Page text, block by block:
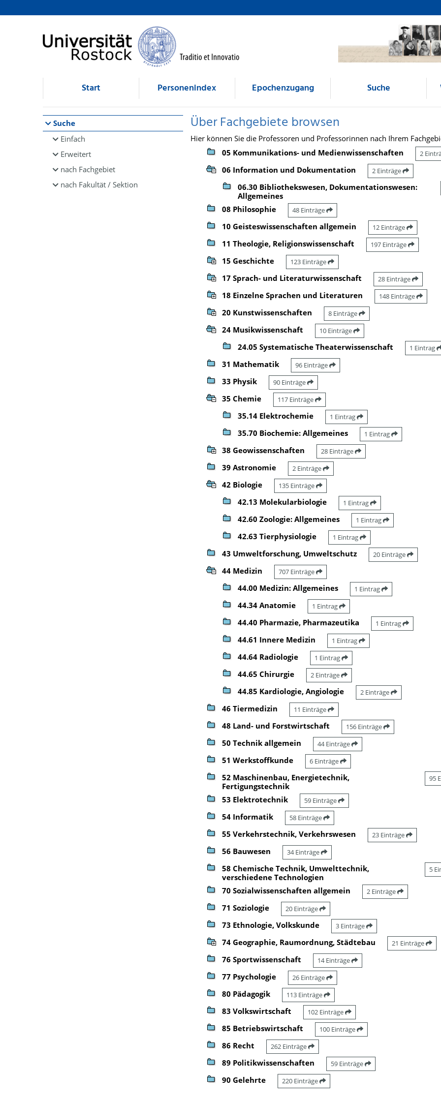
Browsen
direkt zum Inhalt
Start Personenindex Epochenzugang Suche
Suche
Einfach
Erweitert
nach Fachgebiet
nach Fakultät / Sektion
Über Fachgebiete browsen
Hier können Sie die Professoren und Professorinnen nach Ihrem
05 Kommunikations- und Medienwissenschaften
2
06 Information und Dokumentation 2 Einträge
06.30 Bibliothekswesen, Dokumentationswesen:
Allgemeines
08 Philosophie 48 Einträge
10 Geisteswissenschaften allgemein 12 Einträge
11 Theologie, Religionswissenschaft 197 Einträge
15 Geschichte 123 Einträge
17 Sprach- und Literaturwissenschaft 28 Einträge
18 Einzelne Sprachen und Literaturen 148 Einträge
20 Kunstwissenschaften 8 Einträge
24 Musikwissenschaft 10 Einträge
24.05 Systematische Theaterwissenschaft 1 Eintrag
31 Mathematik 96 Einträge
33 Physik 90 Einträge
35 Chemie 117 Einträge
35.14 Elektrochemie 1 Eintrag
35.70 Biochemie: Allgemeines 1 Eintrag
38 Geowissenschaften 28 Einträge
39 Astronomie 2 Einträge
42 Biologie 135 Einträge
42.13 Molekularbiologie 1 Eintrag
42.60 Zoologie: Allgemeines 1 Eintrag
42.63 Tierphysiologie 1 Eintrag
43 Umweltforschung, Umweltschutz 20 Einträge
44 Medizin 707 Einträge
44.00 Medizin: Allgemeines 1 Eintrag
44.34 Anatomie 1 Eintrag
44.40 Pharmazie, Pharmazeutika 1 Eintrag
44.61 Innere Medizin 1 Eintrag
44.64 Radiologie 1 Eintrag
44.65 Chirurgie 2 Einträge
44.85 Kardiologie, Angiologie 2 Einträge
46 Tiermedizin 11 Einträge
48 Land- und Forstwirtschaft 156 Einträge
50 Technik allgemein 44 Einträge
51 Werkstoffkunde 6 Einträge
52 Maschinenbau, Energietechnik,
Fertigungstechnik
95
53 Elektrotechnik 59 Einträge
54 Informatik 58 Einträge
55 Verkehrstechnik, Verkehrswesen 23 Einträge
56 Bauwesen 34 Einträge
58 Chemische Technik, Umwelttechnik,
verschiedene Technologien
5
70 Sozialwissenschaften allgemein 2 Einträge
71 Soziologie 20 Einträge
73 Ethnologie, Volkskunde 3 Einträge
74 Geographie, Raumordnung, Städtebau 21 Einträge
76 Sportwissenschaft 14 Einträge
77 Psychologie 26 Einträge
80 Pädagogik 113 Einträge
83 Volkswirtschaft 102 Einträge
85 Betriebswirtschaft 100 Einträge
86 Recht 262 Einträge
89 Politikwissenschaften 59 Einträge
90 Gelehrte 220 Einträge